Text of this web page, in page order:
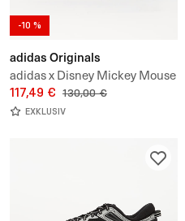
-10 %
adidas Originals
adidas x Disney Mickey Mouse
Superstar St
117,49 € 130,00 €
EXKLUSIV